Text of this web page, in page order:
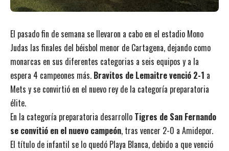
El pasado fin de semana se llevaron a cabo en el estadio Mono
Judas las finales del béisbol menor de Cartagena, dejando como
monarcas en sus diferentes categorias a seis equipos y a la
espera 4 campeones más. Bravitos de Lemaitre venció 2-1 a
Mets y se convirtió en el nuevo rey de la categoría preparatoria
élite.
En la categoría preparatoria desarrollo Tigres de San Fernando
se convitió en el nuevo campeón, tras vencer 2-0 a Amidepor.
El título de infantil se lo quedó Playa Blanca, debido a que venció